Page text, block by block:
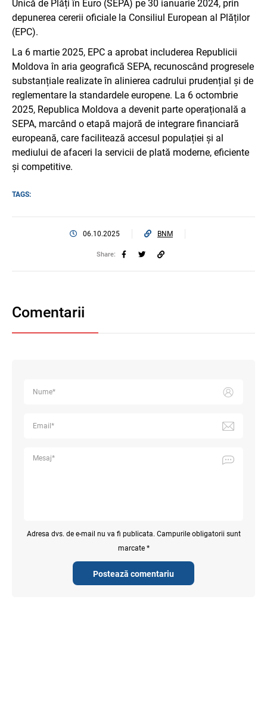
Unică de Plăți în Euro (SEPA) pe 30 ianuarie 2024, prin
depunerea cererii oficiale la Consiliul European al Plăților
(EPC).
La 6 martie 2025, EPC a aprobat includerea Republicii
Moldova în aria geografică SEPA, recunoscând progresele
substanțiale realizate în alinierea cadrului prudențial și de
reglementare la standardele europene. La 6 octombrie
2025, Republica Moldova a devenit parte operațională a
SEPA, marcând o etapă majoră de integrare financiară
europeană, care facilitează accesul populației și al
mediului de afaceri la servicii de plată moderne, eficiente
și competitive.
TAGS:
06.10.2025 BNM
Share:
Comentarii
Postează comentariu
Adresa dvs. de e-mail nu va fi publicata. Campurile obligatorii sunt
marcate *